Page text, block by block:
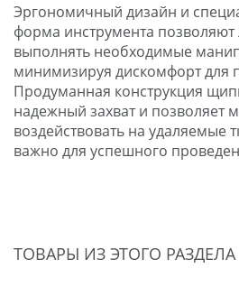
Эргономичный дизайн и
форма инструмента позволяют
выполнять необходимые
минимизируя дискомфорт для
Продуманная конструкция
надежный захват и позволяет
воздействовать на удаляемые
важно для успешного
ТОВАРЫ ИЗ ЭТОГО РАЗДЕЛА